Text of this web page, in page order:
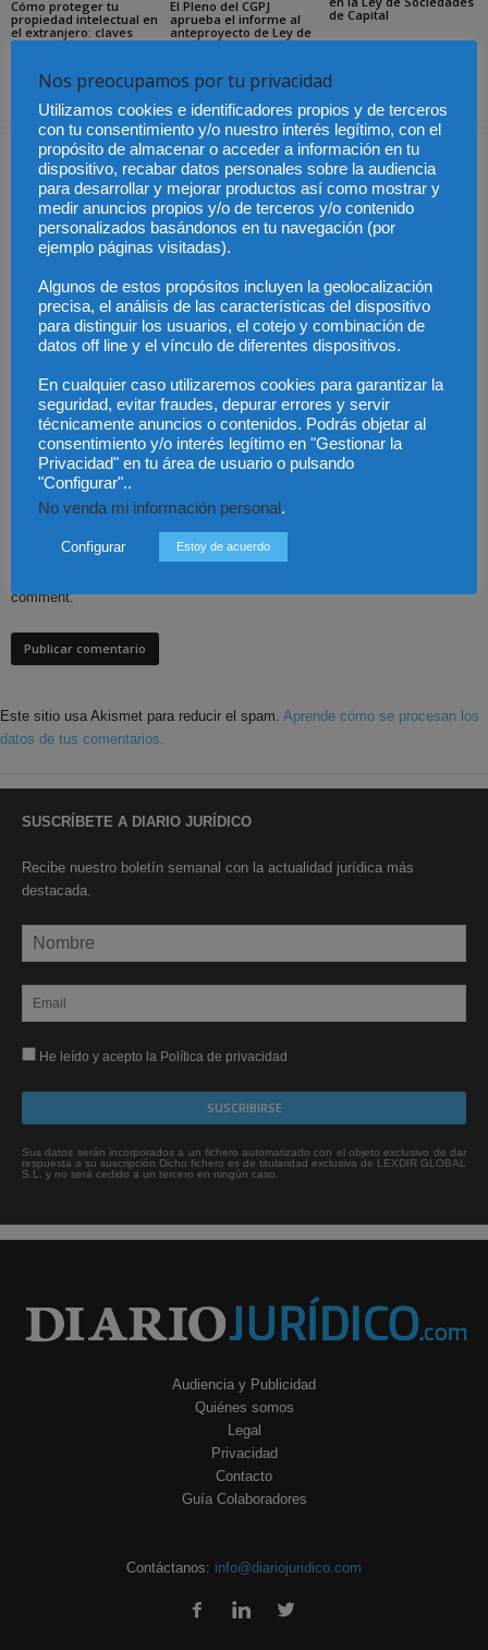
Cómo proteger tu
propiedad intelectual en
el extranjero: claves
lingüísticas y jurídicas
El Pleno del CGPJ
aprueba el informe al
anteproyecto de Ley de
Familias por
de Capital
Dejar una respuesta
comment.
Este sitio usa Akismet para reducir el spam. Aprende cómo se procesan los
datos de tus comentarios.
SUSCRÍBETE A DIARIO JURÍDICO
Recibe nuestro boletín semanal con la actualidad jurídica más
destacada.
He leído y acepto la Política de privacidad
Sus datos serán incorporados a un fichero automatizado con el objeto exclusivo de dar
respuesta a su suscripción Dicho fichero es de titularidad exclusiva de LEXDIR GLOBAL
S.L. y no será cedido a un tercero en ningún caso.
Audiencia y Publicidad
Quiénes somos
Legal
Privacidad
Contacto
Guía Colaboradores
Contáctanos: info@diariojuridico.com
Nos preocupamos por tu privacidad
Utilizamos cookies e identificadores propios y de terceros
con tu consentimiento y/o nuestro interés legítimo, con el
propósito de almacenar o acceder a información en tu
dispositivo, recabar datos personales sobre la audiencia
para desarrollar y mejorar productos así como mostrar y
medir anuncios propios y/o de terceros y/o contenido
personalizados basándonos en tu navegación (por
ejemplo páginas visitadas).
Algunos de estos propósitos incluyen la geolocalización
precisa, el análisis de las características del dispositivo
para distinguir los usuarios, el cotejo y combinación de
datos off line y el vínculo de diferentes dispositivos.
En cualquier caso utilizaremos cookies para garantizar la
seguridad, evitar fraudes, depurar errores y servir
técnicamente anuncios o contenidos. Podrás objetar al
consentimiento y/o interés legítimo en "Gestionar la
Privacidad" en tu área de usuario o pulsando
"Configurar"..
No venda mi información personal .
Configurar Estoy de acuerdo